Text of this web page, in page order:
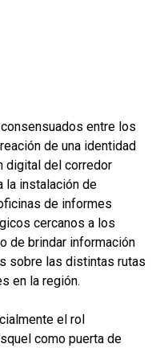
entre los
de una identidad
digital del corredor
la instalación de
de informes
cercanos a los
de brindar información
sobre las distintas rutas
en la región.
el rol
como puerta de